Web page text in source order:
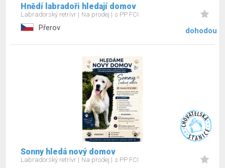
Hnědí labradoři hledají domov
Labradorský retrívr Na prodej s PP FCI
Přerov dohodou
Sonny hledá nový domov
Labradorský retrívr Na prodej s PP FCI